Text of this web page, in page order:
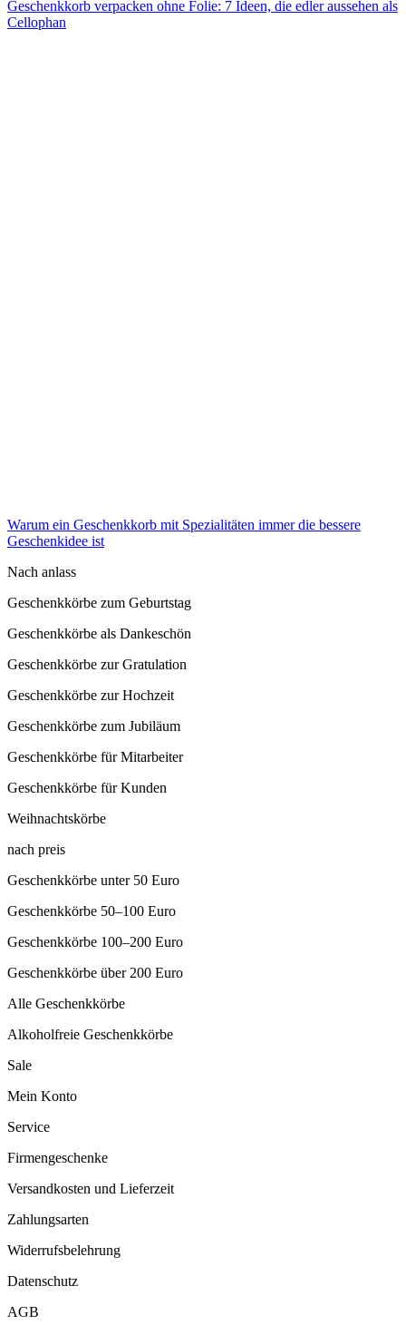
Geschenkkorb verpacken ohne Folie: 7 Ideen, die edler aussehen als
Cellophan
Warum ein Geschenkkorb mit Spezialitäten immer die bessere
Geschenkidee ist
Nach anlass
Geschenkkörbe zum Geburtstag
Geschenkkörbe als Dankeschön
Geschenkkörbe zur Gratulation
Geschenkkörbe zur Hochzeit
Geschenkkörbe zum Jubiläum
Geschenkkörbe für Mitarbeiter
Geschenkkörbe für Kunden
Weihnachtskörbe
nach preis
Geschenkkörbe unter 50 Euro
Geschenkkörbe 50–100 Euro
Geschenkkörbe 100–200 Euro
Geschenkkörbe über 200 Euro
Alle Geschenkkörbe
Alkoholfreie Geschenkkörbe
Sale
Mein Konto
Service
Firmengeschenke
Versandkosten und Lieferzeit
Zahlungsarten
Widerrufsbelehrung
Datenschutz
AGB